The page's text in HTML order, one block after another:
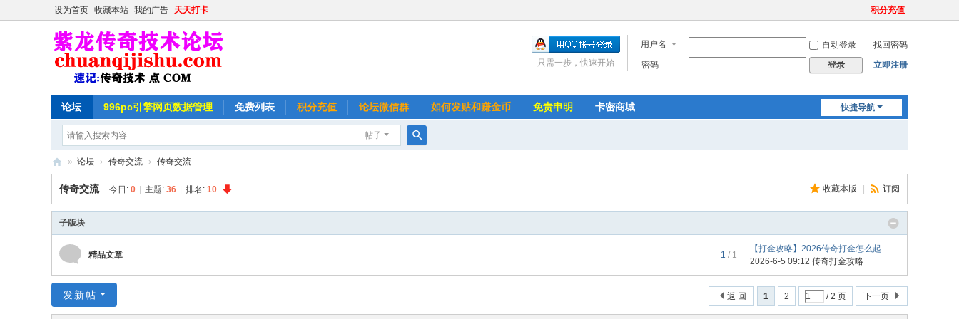
设为首页 收藏本站 我的广告 天天打卡 积分充值
用户名 自动登录
找回密码
密码
登录 立即注册
只需一步，快速开始
快捷导航
论坛 996pc引擎网页数据管理 免费列表 积分充值 论坛微信群 如何发贴和赚金币 免责申明 卡密商城
帖子
索
紫
龙
传
术
论
» 论坛 › 传奇交流 › 传奇交流
收藏本版 订阅
传奇交流 今日: 0 主题: 36 排名: 10
子版块
精品文章 1 / 1
【打金攻略】2026传奇打金怎么起 ...
2026-6-5 09:12 传奇打金攻略
1 2 / 2 页 下一页
返 回
发新帖